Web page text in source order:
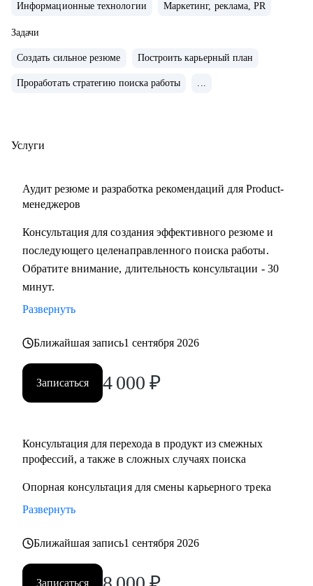
С чем помогу:
• Проверить ваши скиллы и разработать план роста.
• Подготовить к собеседованиям, тестовым и самой работе.
ваших текущих скиллов.
• Найти зону кратного роста для вашего продукта, помочь
вашего продукта и бизнеса
Кому могу помочь:
• Начинающим карьеру продакта.
• Профессионалам из смежных отраслей (маркетинг,
развитие бизнеса, дизайн), переходящим в управление
продуктом.
• Владельцам стартапа.
Информационные технологии Маркетинг, реклама, PR
Задачи
Создать сильное резюме Построить карьерный план
Проработать стратегию поиска работы ...
Услуги
Аудит резюме и разработка рекомендаций для Product-
менеджеров
Консультация для создания эффективного резюме и
последующего целенаправленного поиска работы.
Обратите внимание, длительность консультации - 30
минут.
Развернуть
Ближайшая запись1 сентября 2026
Записаться 4 000 ₽
Консультация для перехода в продукт из смежныx
профессий, а также в сложных случаях поиска
Опорная консультация для смены карьерного трека
Развернуть
Ближайшая запись1 сентября 2026
Записаться